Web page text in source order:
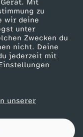
Mit
zu
wir deine
unter
Zwecken du
nicht. Deine
jederzeit mit
unserer